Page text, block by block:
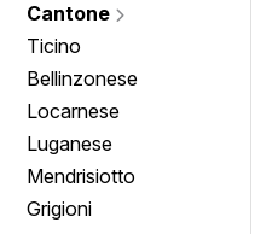
Cantone
Ticino
Bellinzonese
Locarnese
Luganese
Mendrisiotto
Grigioni